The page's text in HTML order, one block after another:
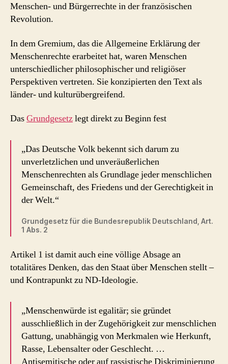
Menschen- und Bürgerrechte in der französischen
Revolution.
In dem Gremium, das die Allgemeine Erklärung der
Menschenrechte erarbeitet hat, waren Menschen
unterschiedlicher philosophischer und religiöser
Perspektiven vertreten. Sie konzipierten den Text als
länder- und kulturübergreifend.
DasGrundgesetzlegt direkt zu Beginn fest
„Das Deutsche Volk bekennt sich darum zu
unverletzlichen und unveräußerlichen
Menschenrechten als Grundlage jeder menschlichen
Gemeinschaft, des Friedens und der Gerechtigkeit in
der Welt.“
Grundgesetz für die Bundesrepublik Deutschland, Art.
1 Abs. 2
Artikel 1 ist damit auch eine völlige Absage an
totalitäres Denken, das den Staat über Menschen stellt –
und Kontrapunkt zu ND-Ideologie.
„Menschenwürde ist egalitär; sie gründet
ausschließlich in der Zugehörigkeit zur menschlichen
Gattung, unabhängig von Merkmalen wie Herkunft,
Rasse, Lebensalter oder Geschlecht. …
Antisemitische oder auf rassistische Diskriminierung